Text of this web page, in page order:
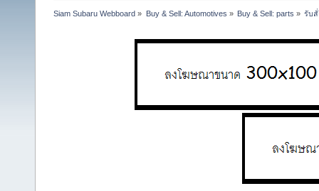
Siam Subaru Webboard » Buy & Sell: Automotives » Buy & Sell: parts » รับสั่